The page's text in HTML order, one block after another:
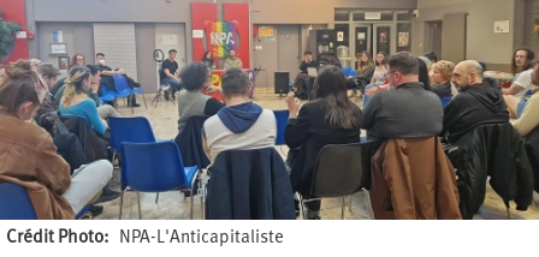
Crédit Photo NPA-L'Anticapitaliste